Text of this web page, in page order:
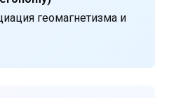
геомагнетизма и